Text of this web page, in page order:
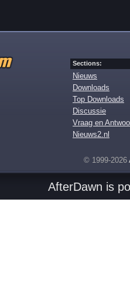
Sections:
Nieuws
Downloads
Top Downloads
Discussie
Vraag en
Nieuws2.nl
© 1999-2026
AfterDawn is